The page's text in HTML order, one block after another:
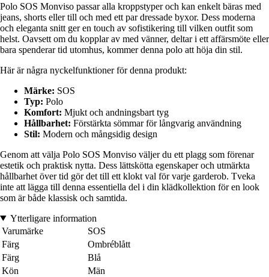
Polo SOS Monviso passar alla kroppstyper och kan enkelt bäras med
jeans, shorts eller till och med ett par dressade byxor. Dess moderna
och eleganta snitt ger en touch av sofistikering till vilken outfit som
helst. Oavsett om du kopplar av med vänner, deltar i ett affärsmöte eller
bara spenderar tid utomhus, kommer denna polo att höja din stil.
Här är några nyckelfunktioner för denna produkt:
Märke: SOS
Typ: Polo
Komfort: Mjukt och andningsbart tyg
Hållbarhet: Förstärkta sömmar för långvarig användning
Stil: Modern och mångsidig design
Genom att välja Polo SOS Monviso väljer du ett plagg som förenar
estetik och praktisk nytta. Dess lättskötta egenskaper och utmärkta
hållbarhet över tid gör det till ett klokt val för varje garderob. Tveka
inte att lägga till denna essentiella del i din klädkollektion för en look
som är både klassisk och samtida.
Ytterligare information
Varumärke
SOS
Färg
Ombréblått
Färg
Blå
Kön
Män